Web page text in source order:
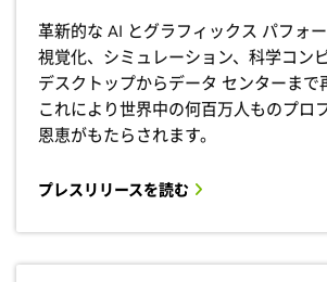
革新的な AI とグラフィックス パフォー
視覚化、シミュレーション、科学コン
デスクトップからデータ センターまで
これにより世界中の何百万人ものプロ
恩恵がもたらされます。
プレスリリースを読む